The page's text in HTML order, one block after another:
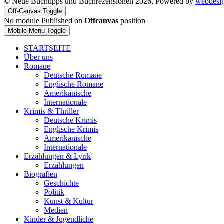
Off-Canvas Toggle
No module Published on Offcanvas position
Mobile Menu Toggle
STARTSEITE
Über uns
Romane
Deutsche Romane
Englische Romane
Amerikanische
Internationale
Krimis & Thriller
Deutsche Krimis
Englische Krimis
Amerikanische
Internationale
Erzählungen & Lyrik
Erzählungen
Biografien
Geschichte
Politik
Kunst & Kultur
Medien
Kinder & Jugendliche